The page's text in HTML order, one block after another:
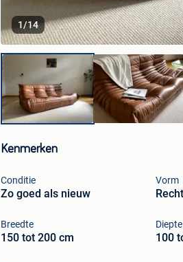
1/14
Kenmerken
Conditie
Zo goed als nieuw
Vorm
Breedte
150 tot 200 cm
Diepte
100